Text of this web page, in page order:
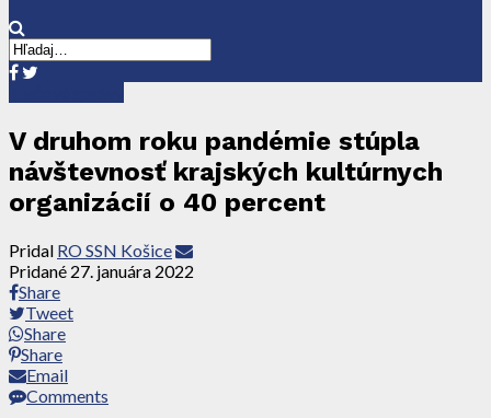
V druhom roku pandémie stúpla
návštevnosť krajských kultúrnych
organizácií o 40 percent
Pridal RO SSN Košice
Pridané 27. januára 2022
Share
Tweet
Share
Share
Email
Comments